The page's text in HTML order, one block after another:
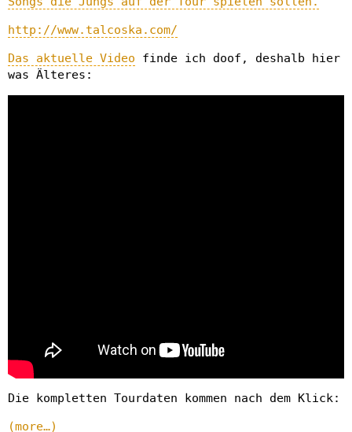
http://www.talcoska.com/
Das aktuelle Video finde ich doof, deshalb hier
was Älteres:
Die kompletten Tourdaten kommen nach dem Klick:
(more…)